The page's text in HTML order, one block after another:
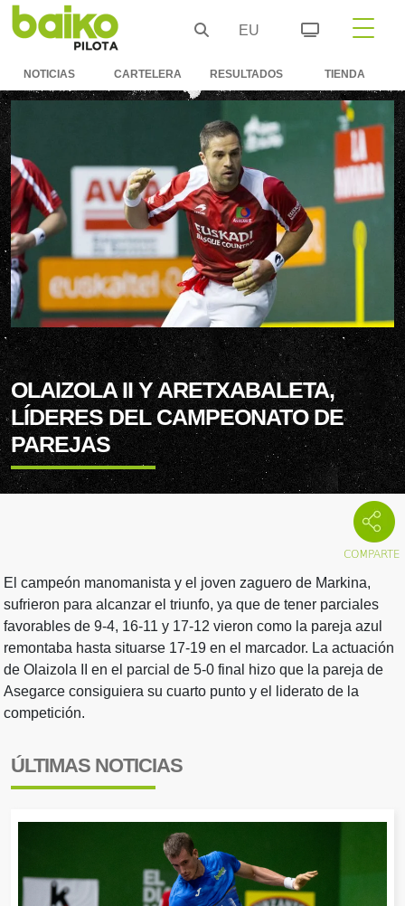
EU
NOTICIAS CARTELERA RESULTADOS TIENDA
OLAIZOLA II Y ARETXABALETA,
LÍDERES DEL CAMPEONATO DE
PAREJAS
El campeón manomanista y el joven zaguero de Markina,
sufrieron para alcanzar el triunfo, ya que de tener parciales
favorables de 9-4, 16-11 y 17-12 vieron como la pareja azul
remontaba hasta situarse 17-19 en el marcador. La actuación
de Olaizola II en el parcial de 5-0 final hizo que la pareja de
Asegarce consiguiera su cuarto punto y el liderato de la
competición.
ÚLTIMAS NOTICIAS